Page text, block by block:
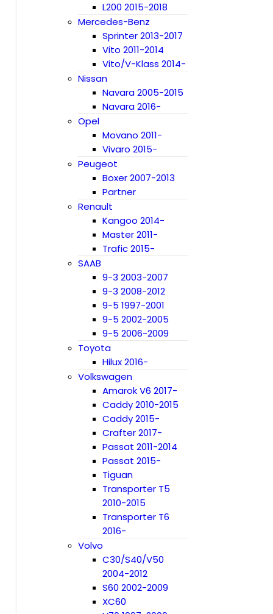
L200 2015-2018
Mercedes-Benz
Sprinter 2013-2017
Vito 2011-2014
Vito/V-Klass 2014-
Nissan
Navara 2005-2015
Navara 2016-
Opel
Movano 2011-
Vivaro 2015-
Peugeot
Boxer 2007-2013
Partner
Renault
Kangoo 2014-
Master 2011-
Trafic 2015-
SAAB
9-3 2003-2007
9-3 2008-2012
9-5 1997-2001
9-5 2002-2005
9-5 2006-2009
Toyota
Hilux 2016-
Volkswagen
Amarok V6 2017-
Caddy 2010-2015
Caddy 2015-
Crafter 2017-
Passat 2011-2014
Passat 2015-
Tiguan
Transporter T5
2010-2015
Transporter T6
2016-
Volvo
C30/S40/V50
2004-2012
S60 2002-2009
XC60